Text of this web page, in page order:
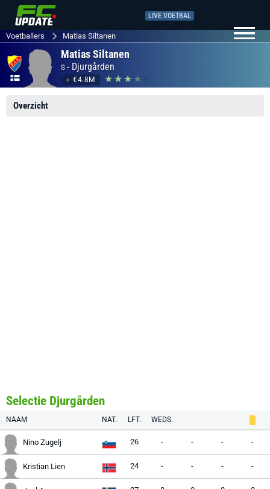
LIVE VOETBAL
Voetballers Matias Siltanen
Matias Siltanen
S - Djurgården
€4.8M
Overzicht
Selectie Djurgården
NAAM NAT. LFT. WEDS.
Nino Zugelj 26 - - - -
Kristian Lien 24 - - - -